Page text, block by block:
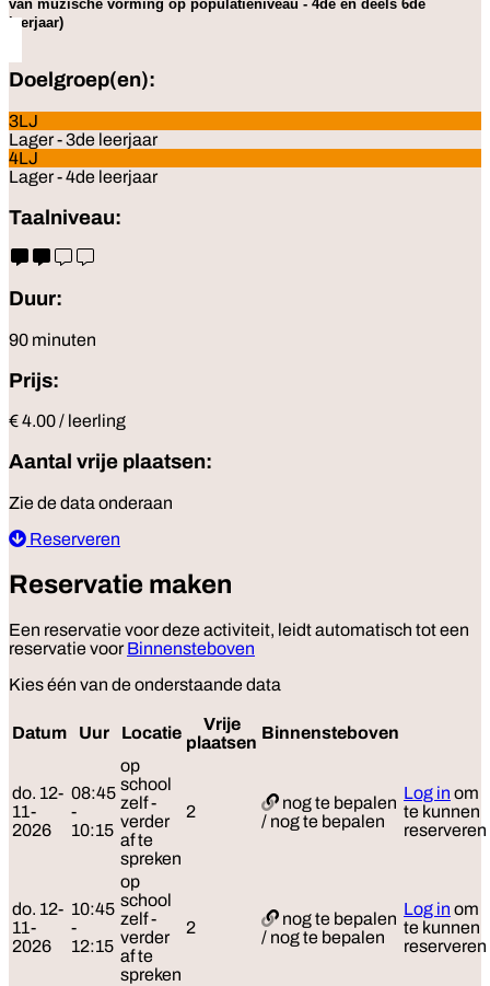
van muzische vorming op populatieniveau - 4de en deels 6de
leerjaar)
Doelgroep(en):
3LJ
Lager - 3de leerjaar
4LJ
Lager - 4de leerjaar
Taalniveau:
Duur:
90 minuten
Prijs:
€ 4.00 / leerling
Aantal vrije plaatsen:
Zie de data onderaan
Reserveren
Reservatie maken
Een reservatie voor deze activiteit, leidt automatisch tot een
reservatie voorBinnensteboven
Kies één van de onderstaande data
Datum Uur Locatie
Vrije
plaatsen
Binnensteboven
do. 12-
11-
2026
08:45
-
10:15
op
school
zelf -
verder
af te
spreken
2
nog te bepalen
/ nog te bepalen
Log in om
te kunnen
reserveren
do. 12-
11-
2026
10:45
-
12:15
op
school
zelf -
verder
af te
spreken
2
nog te bepalen
/ nog te bepalen
Log in om
te kunnen
reserveren